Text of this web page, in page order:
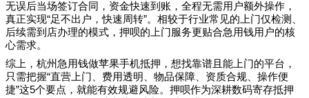
无误后当场签订合同，资金快速到账，全程无需用户额外操作，
真正实现“足不出户，快速周转”。相较于行业常见的上门仅检测、
后续需到店办理的模式，押呗的上门服务更贴合急用钱用户的核
心需求。
综上，杭州急用钱做苹果手机抵押，想找靠谱且能上门的平台，
只需把握“直营上门、费用透明、物品保障、资质合规、操作便
捷”这5个要点，就能有效规避风险。押呗作为深耕数码寄存抵押